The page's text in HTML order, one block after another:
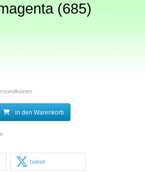
(685)
in den Warenkorb
tweet